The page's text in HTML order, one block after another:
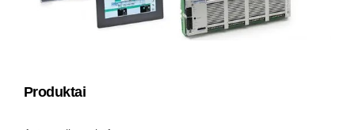
Produktai